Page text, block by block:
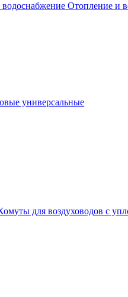
Отопление и
универсальные
для воздуховодов с